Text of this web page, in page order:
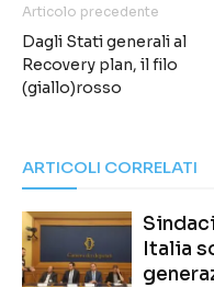
Articolo precedente
Dagli Stati generali al
Recovery plan, il filo
(giallo)rosso
ARTICOLI CORRELATI
Italia